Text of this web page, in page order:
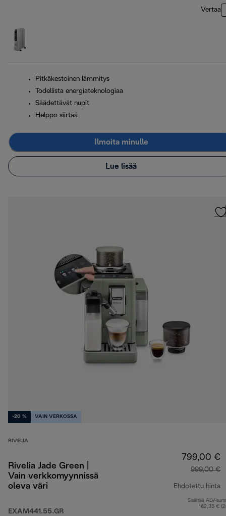
Vertaa
Pitkäkestoinen lämmitys
Todellista energiateknologiaa
Säädettävät nupit
Helppo siirtää
Ilmoita minulle
Lue lisää
-20 % VAIN VERKOSSA
RIVELIA
Rivelia Jade Green |
Vain verkkomyynnissä
oleva väri
EXAM441.55.GR
799,00 €
999,00 €
Ehdotettu hinta
Sisältää ALV-
162,35 €